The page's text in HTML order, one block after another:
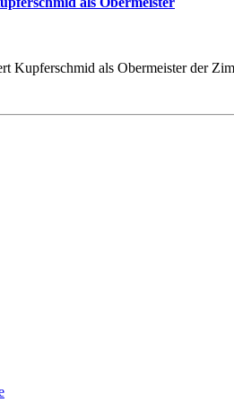
Kupferschmid als Obermeister der